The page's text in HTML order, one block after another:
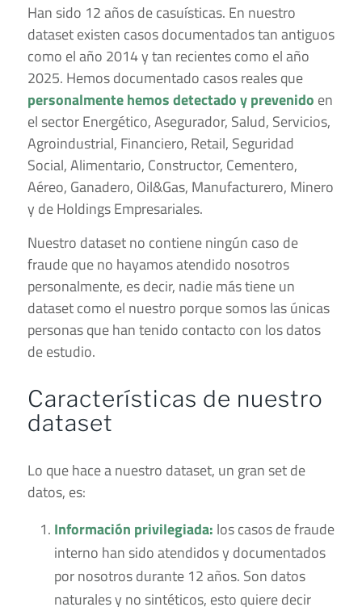
Han sido 12 años de casuísticas. En nuestro
dataset existen casos documentados tan antiguos
como el año 2014 y tan recientes como el año
2025. Hemos documentado casos reales que
personalmente hemos detectado y prevenido en
el sector Energético, Asegurador, Salud, Servicios,
Agroindustrial, Financiero, Retail, Seguridad
Social, Alimentario, Constructor, Cementero,
Aéreo, Ganadero, Oil&Gas, Manufacturero, Minero
y de Holdings Empresariales.
Nuestro dataset no contiene ningún caso de
fraude que no hayamos atendido nosotros
personalmente, es decir, nadie más tiene un
dataset como el nuestro porque somos las únicas
personas que han tenido contacto con los datos
de estudio.
Características de nuestro
dataset
Lo que hace a nuestro dataset, un gran set de
datos, es:
Información privilegiada: los casos de fraude
interno han sido atendidos y documentados
por nosotros durante 12 años. Son datos
naturales y no sintéticos, esto quiere decir